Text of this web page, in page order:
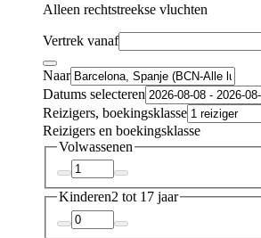
Alleen rechtstreekse vluchten
Vertrek vanaf
Naar
Datums selecteren
Reizigers, boekingsklasse
Reizigers en boekingsklasse
Volwassenen
Kinderen2 tot 17 jaar